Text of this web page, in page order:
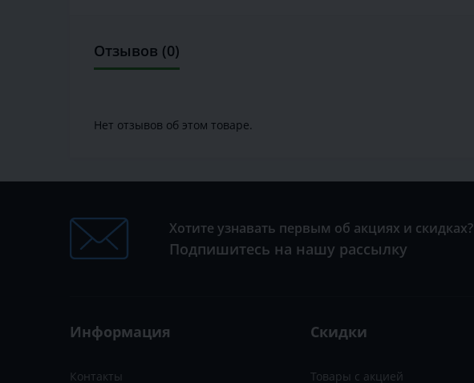
Отзывов (0)
Нет отзывов об этом товаре.
Хотите узнавать первым об акциях и скидках?
Подпишитесь на нашу рассылку
Информация
Контакты
Скидки
Товары с акцией